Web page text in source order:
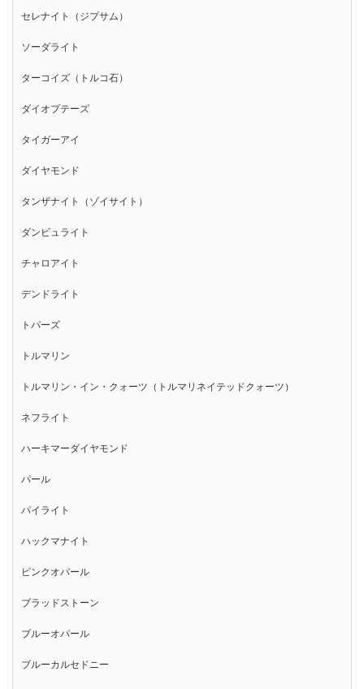
セレナイト（ジプサム）
ソーダライト
ターコイズ（トルコ石）
ダイオプテーズ
タイガーアイ
ダイヤモンド
タンザナイト（ゾイサイト）
ダンビュライト
チャロアイト
デンドライト
トパーズ
トルマリン
トルマリン・イン・クォーツ（トルマリネイテッドクォーツ）
ネフライト
ハーキマーダイヤモンド
パール
パイライト
ハックマナイト
ピンクオパール
ブラッドストーン
ブルーオパール
ブルーカルセドニー